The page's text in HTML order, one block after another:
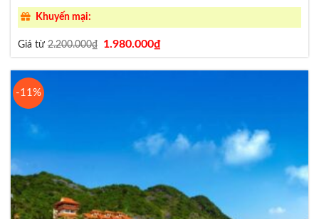
Khuyến mại:
Giá từ2.200.000₫
Giá
gốc
là:
2.200.000₫.
1.980.000₫Giá
hiện
tại
là:
-11%